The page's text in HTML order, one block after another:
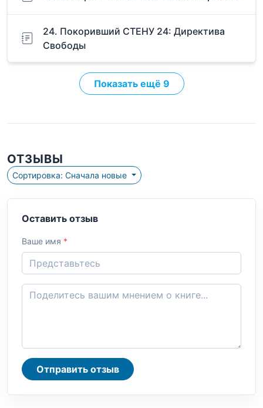
24. Покоривший СТЕНУ 24: Директива
Свободы
Показать ещё 9
ОТЗЫВЫ
Сортировка: Сначала новые
Оставить отзыв
Ваше имя *
Отправить отзыв